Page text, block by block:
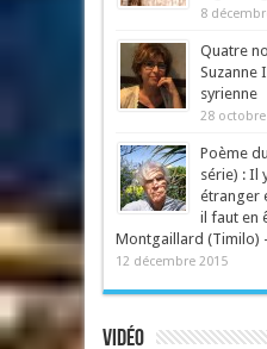
8
Quatre
Suzanne
syrienne
28 octobre
Poème
série) : Il
étranger
il faut en
Montgaillard (Timilo)
12 décembre 2015
Vidéo